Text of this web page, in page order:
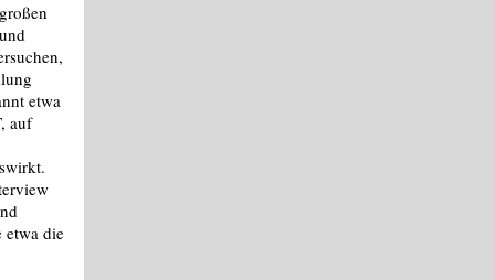
etwa
auf
etwa die